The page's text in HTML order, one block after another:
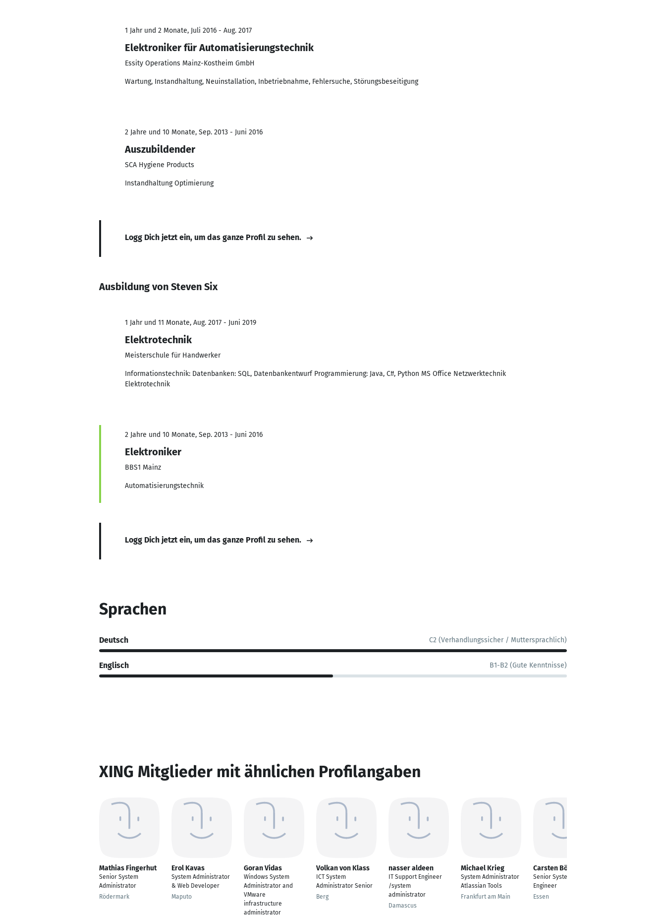
1 Jahr und 2 Monate, Juli 2016 - Aug. 2017
Elektroniker für Automatisierungstechnik
Essity Operations Mainz-Kostheim GmbH
Wartung, Instandhaltung, Neuinstallation, Inbetriebnahme, Fehlersuche, Störungsbeseitigung
2 Jahre und 10 Monate, Sep. 2013 - Juni 2016
Auszubildender
SCA Hygiene Products
Instandhaltung Optimierung
Logg Dich jetzt ein, um das ganze Profil zu sehen.
Ausbildung von Steven Six
1 Jahr und 11 Monate, Aug. 2017 - Juni 2019
Elektrotechnik
Meisterschule für Handwerker
Informationstechnik: Datenbanken: SQL, Datenbankentwurf Programmierung: Java, C#, Python MS Office Netzwerktechnik
Elektrotechnik
2 Jahre und 10 Monate, Sep. 2013 - Juni 2016
Elektroniker
BBS1 Mainz
Automatisierungstechnik
Logg Dich jetzt ein, um das ganze Profil zu sehen.
Sprachen
Deutsch C2 (Verhandlungssicher / Muttersprachlich)
Englisch B1-B2 (Gute Kenntnisse)
XING Mitglieder mit ähnlichen Profilangaben
Mathias Fingerhut
Senior System
Administrator
Rödermark
Erol Kavas
System Administrator
& Web Developer
Maputo
Goran Vidas
Windows System
Administrator and
VMware
infrastructure
administrator
Volkan von Klass
ICT System
Administrator Senior
Berg
nasser aldeen
IT Support Engineer
/system
administrator
Damascus
Michael Krieg
System Administrator
Atlassian Tools
Frankfurt am Main
Carsten Böddicker
Senior Systems
Engineer
Essen